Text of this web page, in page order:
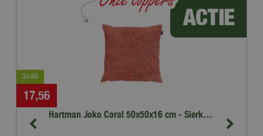
Bestel online